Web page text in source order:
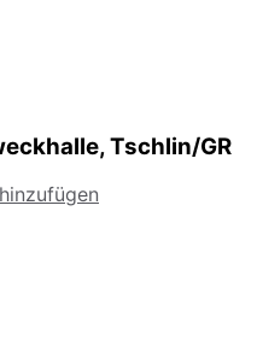
Tschlin/GR